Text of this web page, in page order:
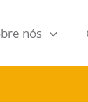
nós